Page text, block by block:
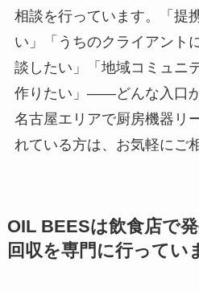
相談を行っています。「提
い」「うちのクライアント
談したい」「地域コミュニ
作りたい」——どんな入口か
名古屋エリアで厨房機器リ
れている方は、お気軽にご
OIL BEESは飲食店で
回収を専門に行ってい